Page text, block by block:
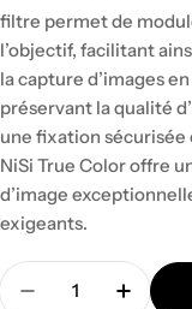
filtre permet de
l’objectif, facilitant
la capture d’images
préservant la qualité
une fixation sécurisée
NiSi True Color offre
d’image
exigeants.
Quantité